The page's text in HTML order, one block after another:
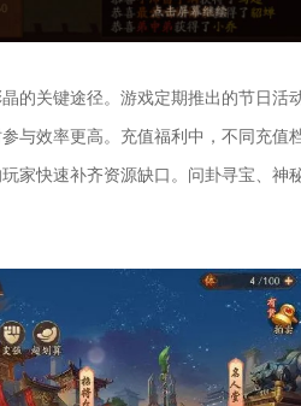
的关键途径。游戏定期推出的节日
与效率更高。充值福利中，不同充
家快速补齐资源缺口。问卦寻宝、